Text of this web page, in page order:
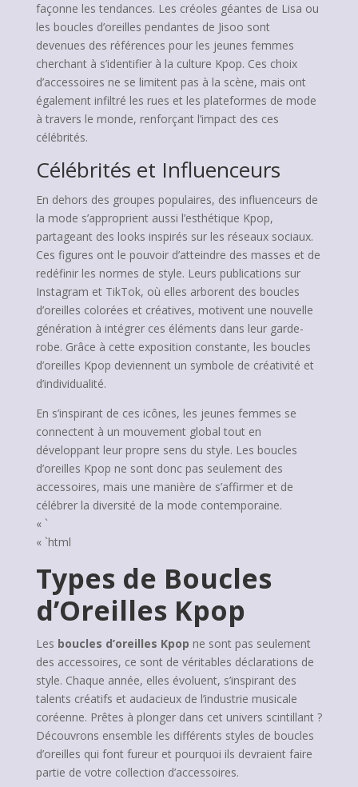
façonne les tendances. Les créoles géantes de Lisa ou
les boucles d’oreilles pendantes de Jisoo sont
devenues des références pour les jeunes femmes
cherchant à s’identifier à la culture Kpop. Ces choix
d’accessoires ne se limitent pas à la scène, mais ont
également infiltré les rues et les plateformes de mode
à travers le monde, renforçant l’impact des ces
célébrités.
Célébrités et Influenceurs
En dehors des groupes populaires, des influenceurs de
la mode s’approprient aussi l’esthétique Kpop,
partageant des looks inspirés sur les réseaux sociaux.
Ces figures ont le pouvoir d’atteindre des masses et de
redéfinir les normes de style. Leurs publications sur
Instagram et TikTok, où elles arborent des boucles
d’oreilles colorées et créatives, motivent une nouvelle
génération à intégrer ces éléments dans leur garde-
robe. Grâce à cette exposition constante, les boucles
d’oreilles Kpop deviennent un symbole de créativité et
d’individualité.
En s’inspirant de ces icônes, les jeunes femmes se
connectent à un mouvement global tout en
développant leur propre sens du style. Les boucles
d’oreilles Kpop ne sont donc pas seulement des
accessoires, mais une manière de s’affirmer et de
célébrer la diversité de la mode contemporaine.
« `
« `html
Types de Boucles
d’Oreilles Kpop
Les boucles d’oreilles Kpop ne sont pas seulement
des accessoires, ce sont de véritables déclarations de
style. Chaque année, elles évoluent, s’inspirant des
talents créatifs et audacieux de l’industrie musicale
coréenne. Prêtes à plonger dans cet univers scintillant ?
Découvrons ensemble les différents styles de boucles
d’oreilles qui font fureur et pourquoi ils devraient faire
partie de votre collection d’accessoires.